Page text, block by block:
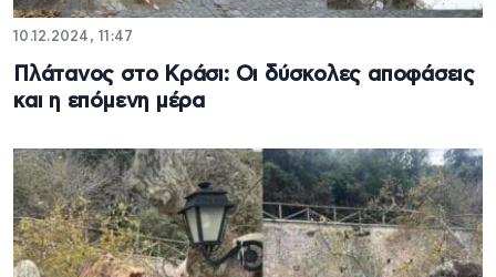
10.12.2024, 11:47
Πλάτανος στο Κράσι: Οι δύσκολες αποφάσεις
και η επόμενη μέρα